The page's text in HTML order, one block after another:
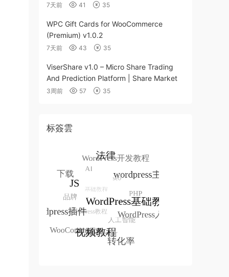
7天前 41 35
WPC Gift Cards for WooCommerce
(Premium) v1.0.2
7天前 43 35
ViserShare v1.0 – Micro Share Trading
And Prediction Platform | Share Market
3周前 57 35
标簽雲